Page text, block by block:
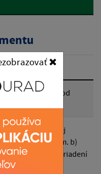
činnosti HK od
plánu kontrolnej
§ 18f ods. 1 písm. b)
Zb. o obecnom zriadení